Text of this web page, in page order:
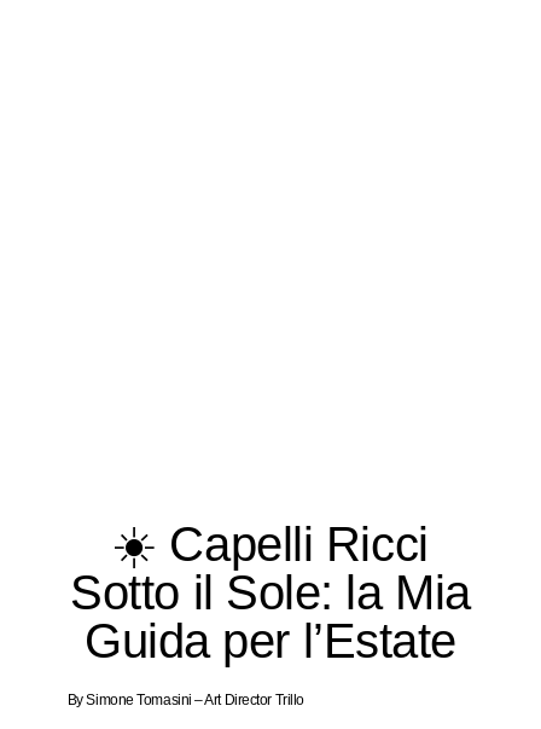
☀️ Capelli Ricci
Sotto il Sole: la Mia
Guida per l’Estate
By Simone Tomasini – Art Director Trillo